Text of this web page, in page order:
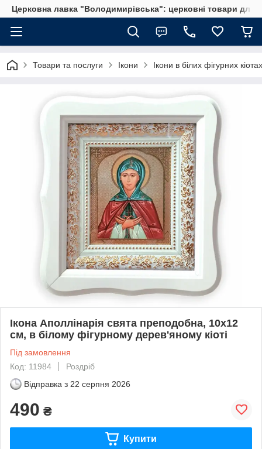
Церковна лавка "Володимирівська": церковні товари для
Товари та послуги Ікони Ікони в білих фігурних
Ікона Аполлінарія свята преподобна, 10х12
см, в білому фігурному дерев'яному кіоті
Під замовлення
Код: 11984
Роздріб
Відправка з 22 серпня 2026
490 ₴
Купити